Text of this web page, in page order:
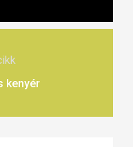
kenyér